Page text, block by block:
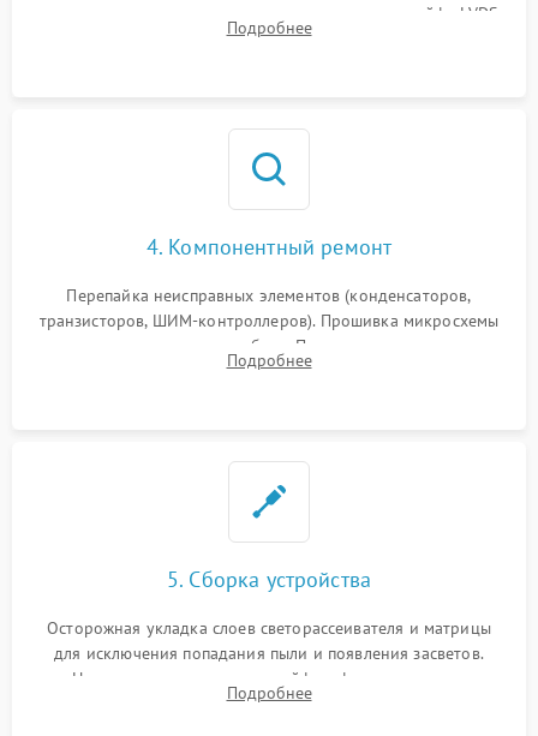
питания скалера и тестирование сигналов на шлейфе LVDS
Подробнее
4. Компонентный ремонт
Перепайка неисправных элементов (конденсаторов,
транзисторов, ШИМ-контроллеров). Прошивка микросхемы
памяти при программных сбоях. При поломке подсветки —
разборка матрицы и замена выгоревших светодиодов.
Подробнее
5. Сборка устройства
Осторожная укладка слоев светорассеивателя и матрицы
для исключения попадания пыли и появления засветов.
Надежное подключение шлейфов, фиксация плат и
аккуратное защелкивание пластикового корпуса монитора.
Подробнее